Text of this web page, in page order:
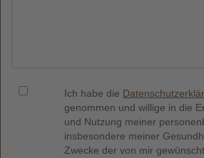
Ich habe die
genommen und willige in die
und Nutzung meiner
insbesondere meiner
Zwecke der von mir